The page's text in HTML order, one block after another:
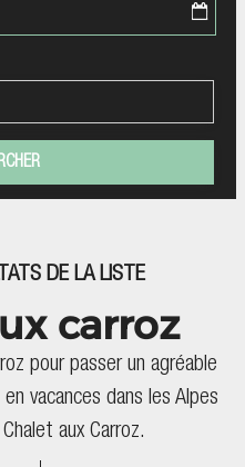
DE LA LISTE
carroz
pour passer un agréable
vacances dans les Alpes
aux Carroz.